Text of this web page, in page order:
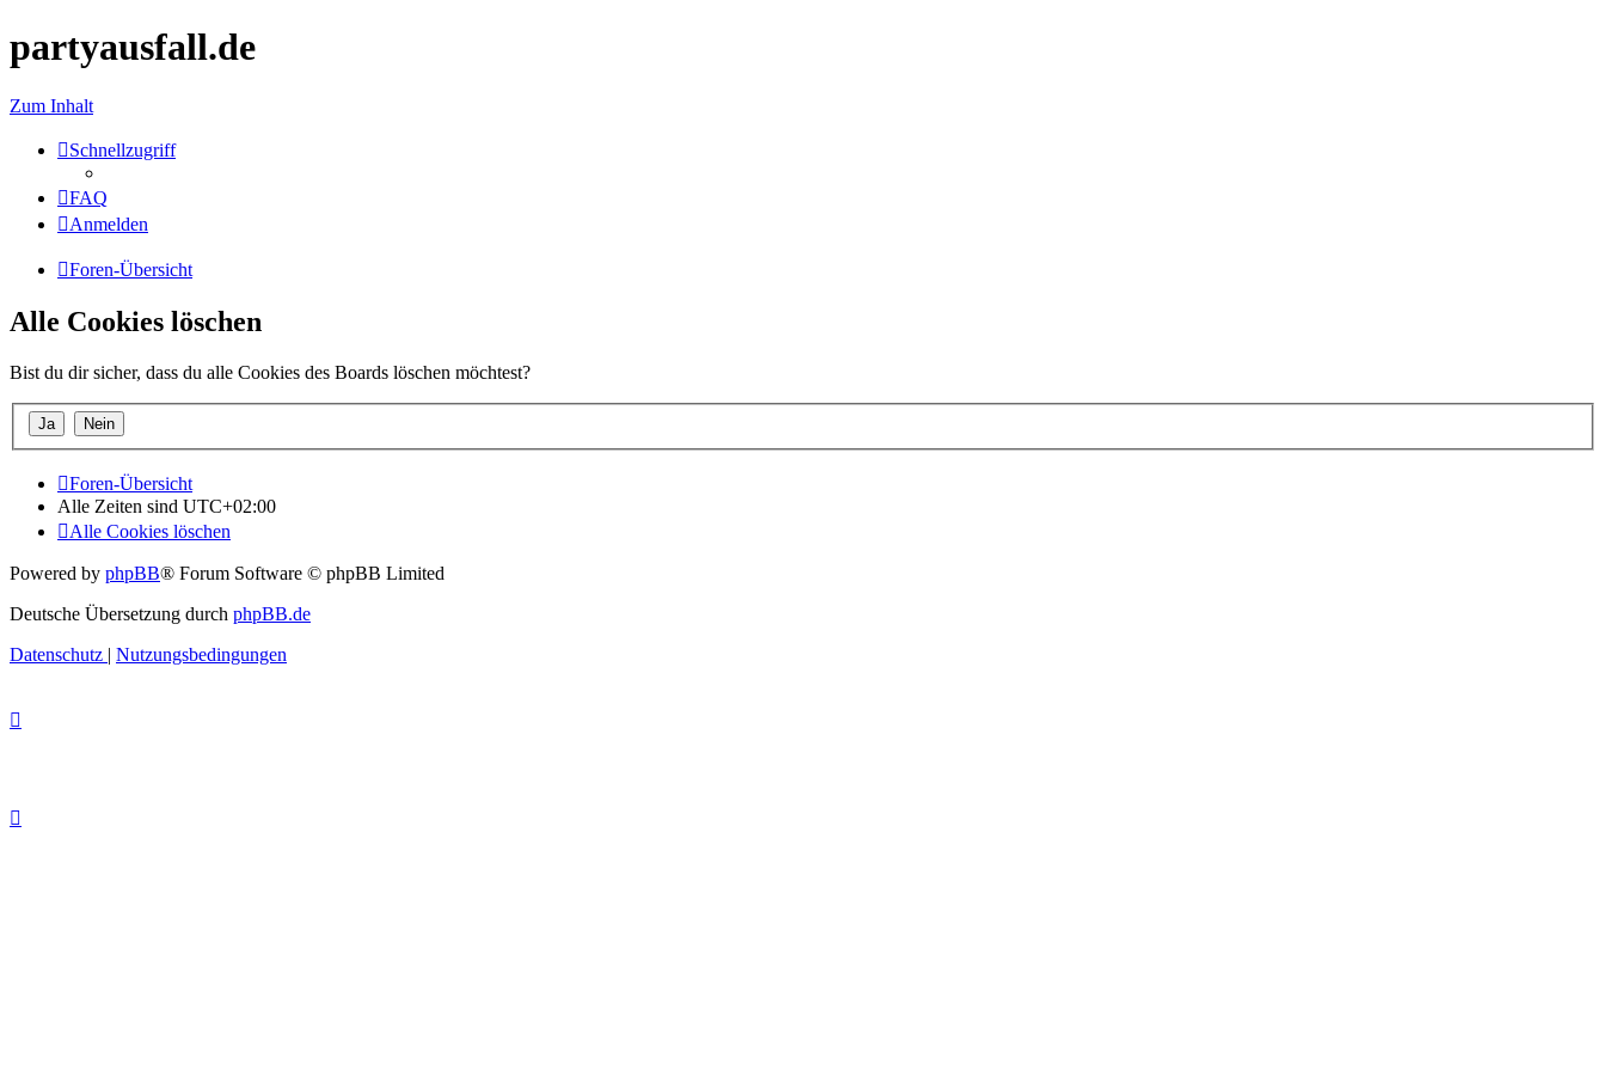
partyausfall.de
Zum Inhalt
Schnellzugriff
FAQ
Anmelden
Foren-Übersicht
Alle Cookies löschen
Bist du dir sicher, dass du alle Cookies des Boards löschen möchtest?
Foren-Übersicht
Alle Zeiten sind UTC+02:00
Alle Cookies löschen
Powered by phpBB® Forum Software © phpBB Limited
Deutsche Übersetzung durch phpBB.de
Datenschutz | Nutzungsbedingungen